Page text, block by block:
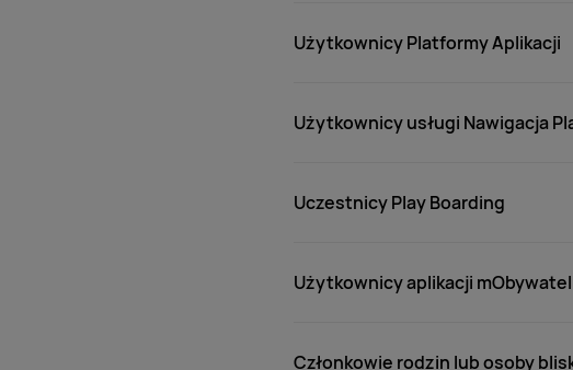
Użytkownicy Platformy Aplikacji
Użytkownicy usługi Nawigacja
Uczestnicy Play Boarding
Użytkownicy aplikacji mObywatel
Członkowie rodzin lub osoby